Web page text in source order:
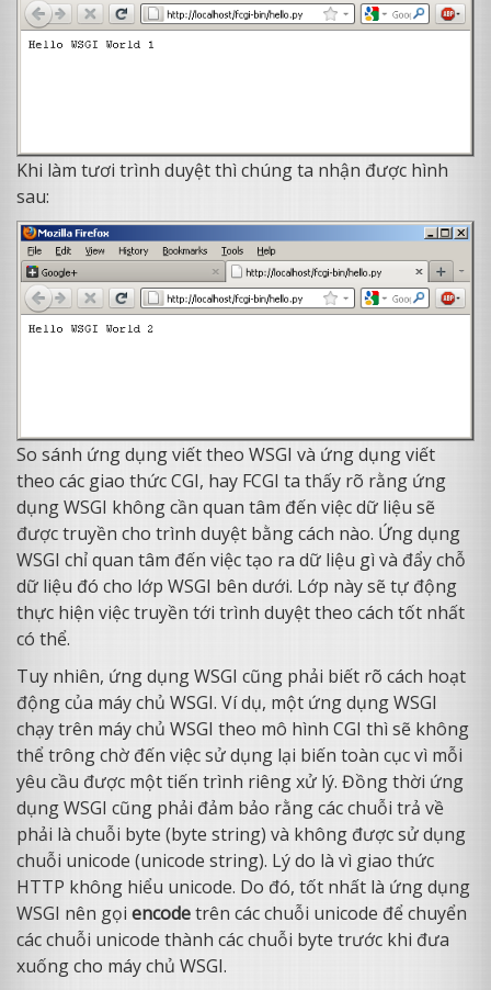
Khi làm tươi trình duyệt thì chúng ta nhận được hình
sau:
So sánh ứng dụng viết theo WSGI và ứng dụng viết
theo các giao thức CGI, hay FCGI ta thấy rõ rằng ứng
dụng WSGI không cần quan tâm đến việc dữ liệu sẽ
được truyền cho trình duyệt bằng cách nào. Ứng dụng
WSGI chỉ quan tâm đến việc tạo ra dữ liệu gì và đẩy chỗ
dữ liệu đó cho lớp WSGI bên dưới. Lớp này sẽ tự động
thực hiện việc truyền tới trình duyệt theo cách tốt nhất
có thể.
Tuy nhiên, ứng dụng WSGI cũng phải biết rõ cách hoạt
động của máy chủ WSGI. Ví dụ, một ứng dụng WSGI
chạy trên máy chủ WSGI theo mô hình CGI thì sẽ không
thể trông chờ đến việc sử dụng lại biến toàn cục vì mỗi
yêu cầu được một tiến trình riêng xử lý. Đồng thời ứng
dụng WSGI cũng phải đảm bảo rằng các chuỗi trả về
phải là chuỗi byte (byte string) và không được sử dụng
chuỗi unicode (unicode string). Lý do là vì giao thức
HTTP không hiểu unicode. Do đó, tốt nhất là ứng dụng
WSGI nên gọi encodetrên các chuỗi unicode để chuyển
các chuỗi unicode thành các chuỗi byte trước khi đưa
xuống cho máy chủ WSGI.